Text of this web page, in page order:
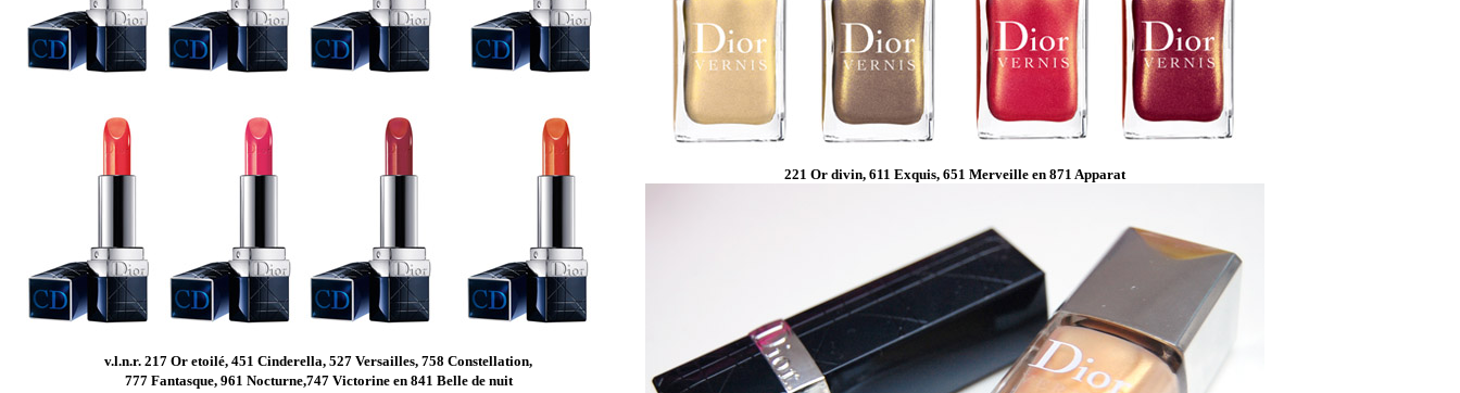
v.l.n.r. 217 Or etoilé, 451 Cinderella, 527 Versailles, 758 Constellation,
777 Fantasque, 961 Nocturne,747 Victorine en 841 Belle de nuit
221 Or divin, 611 Exquis, 651 Merveille en 871 Apparat